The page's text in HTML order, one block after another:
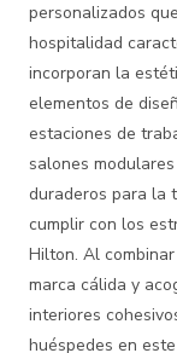
personalizados
hospitalidad
incorporan la
elementos de
estaciones de
salones
duraderos para la
cumplir con los
Hilton. Al
marca cálida y
interiores
huéspedes en